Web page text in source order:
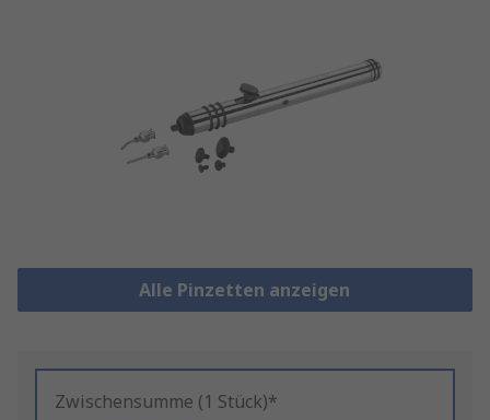
Alle Pinzetten anzeigen
Zwischensumme (1 Stück)*